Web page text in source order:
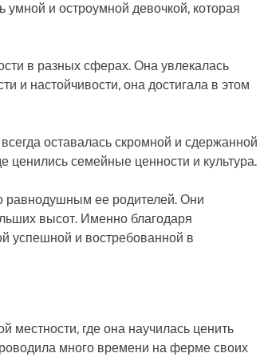
и остроумной девочкой, которая
в разных сферах. Она увлекалась
и настойчивости, она достигала в этом
оставалась скромной и сдержанной
ценились семейные ценности и культура.
равнодушным ее родителей. Они
высот. Именно благодаря
успешной и востребованной в
местности, где она научилась ценить
много времени на ферме своих